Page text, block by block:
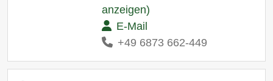
anzeigen)
E-Mail
+49 6873 662-449